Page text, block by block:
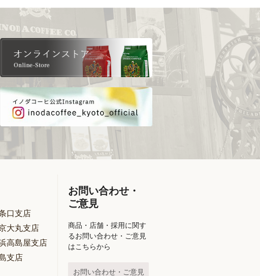
口支店
大丸支店
高島屋支店
支店
お問い合わせ・
ご意見
商品・店舗・採用に関す
るお問い合わせ・ご意見
はこちらから
お問い合わせ・ご意見